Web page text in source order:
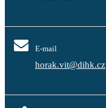
E-mail
horak.vit@dihk.cz